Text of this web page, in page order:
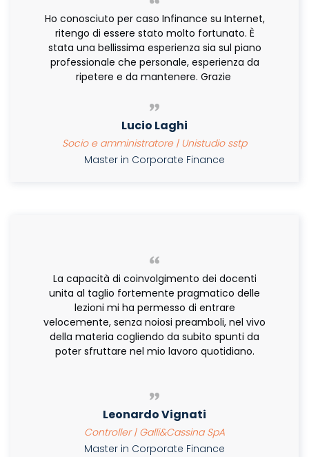
Ho conosciuto per caso Infinance su Internet,
ritengo di essere stato molto fortunato. È
stata una bellissima esperienza sia sul piano
professionale che personale, esperienza da
ripetere e da mantenere. Grazie
Lucio Laghi
Socio e amministratore | Unistudio sstp
Master in Corporate Finance
La capacità di coinvolgimento dei docenti
unita al taglio fortemente pragmatico delle
lezioni mi ha permesso di entrare
velocemente, senza noiosi preamboli, nel vivo
della materia cogliendo da subito spunti da
poter sfruttare nel mio lavoro quotidiano.
Leonardo Vignati
Controller | Galli&Cassina SpA
Master in Corporate Finance